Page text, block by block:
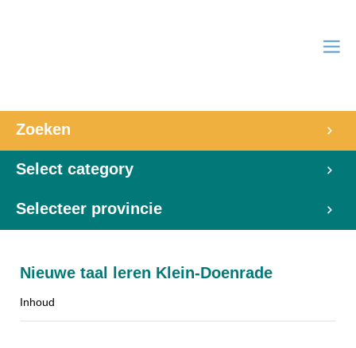
Zoeken
Select category
Selecteer provincie
Nieuwe taal leren Klein-Doenrade
Inhoud